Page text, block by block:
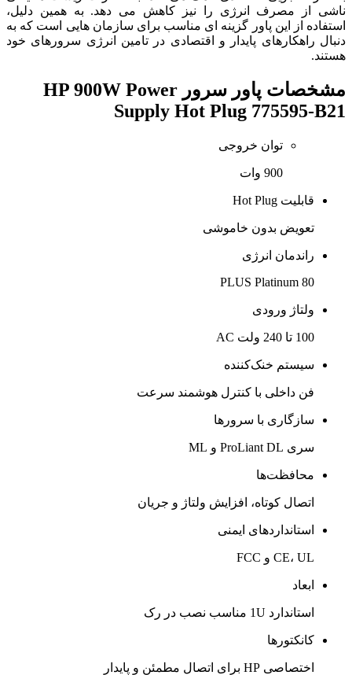
ناشی از مصرف انرژی را نیز کاهش می دهد. به همین دلیل،
استفاده از این پاور گزینه ای مناسب برای سازمان هایی است که به
دنبال راهکارهای پایدار و اقتصادی در تامین انرژی سرورهای خود
هستند.
مشخصات
پاور سرور HP 900W Power
Supply Hot Plug 775595-B21
توان خروجی
900 وات
قابلیت Hot Plug
تعویض بدون خاموشی
راندمان انرژی
80 PLUS Platinum
ولتاژ ورودی
100 تا 240 ولت AC
سیستم خنک‌کننده
فن داخلی با کنترل هوشمند سرعت
سازگاری با سرورها
سری ProLiant DL و ML
محافظت‌ها
اتصال کوتاه، افزایش ولتاژ و جریان
استانداردهای ایمنی
CE، UL و FCC
ابعاد
استاندارد 1U مناسب نصب در رک
کانکتورها
اختصاصی HP برای اتصال مطمئن و پایدار